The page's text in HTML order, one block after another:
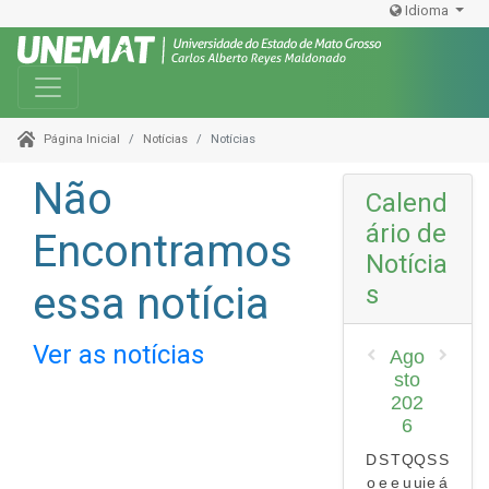
Idioma
Toggle navigation
Página Inicial Notícias Notícias
Não
Encontramos
essa notícia
Ver as notícias
Calend
ário de
Notícia
s
Ago
sto
202
6
D
o
S
e
T
e
Q
u
Q
ui
S
e
S
á